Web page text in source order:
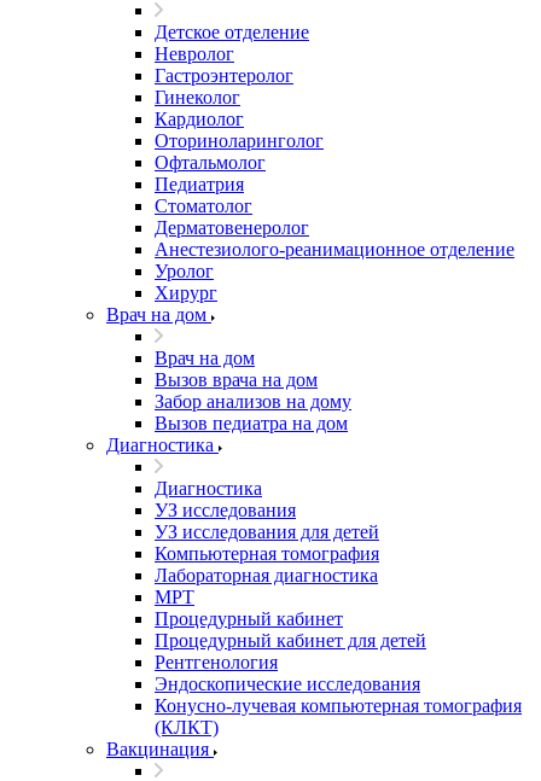
Детское отделение
Невролог
Гастроэнтеролог
Гинеколог
Кардиолог
Оториноларинголог
Офтальмолог
Педиатрия
Стоматолог
Дерматовенеролог
Анестезиолого-реанимационное отделение
Уролог
Хирург
Врач на дом
Врач на дом
Вызов врача на дом
Забор анализов на дому
Вызов педиатра на дом
Диагностика
Диагностика
УЗ исследования
УЗ исследования для детей
Компьютерная томография
Лабораторная диагностика
МРТ
Процедурный кабинет
Процедурный кабинет для детей
Рентгенология
Эндоскопические исследования
Конусно-лучевая компьютерная томография
(КЛКТ)
Вакцинация